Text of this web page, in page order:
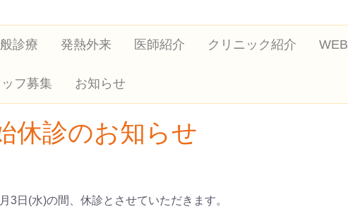
診療 発熱外来 医師紹介 クリニック紹介
フ募集 お知らせ
休診のお知らせ
3日(水)の間、休診とさせていただきます。